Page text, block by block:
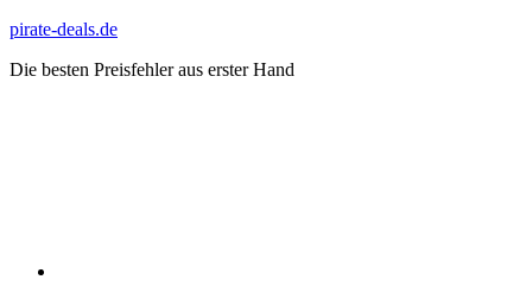
Zum
springen
pirate-deals.de
Die besten Preisfehler aus erster Hand